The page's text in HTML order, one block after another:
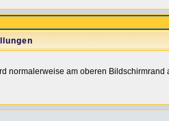
normalerweise am oberen